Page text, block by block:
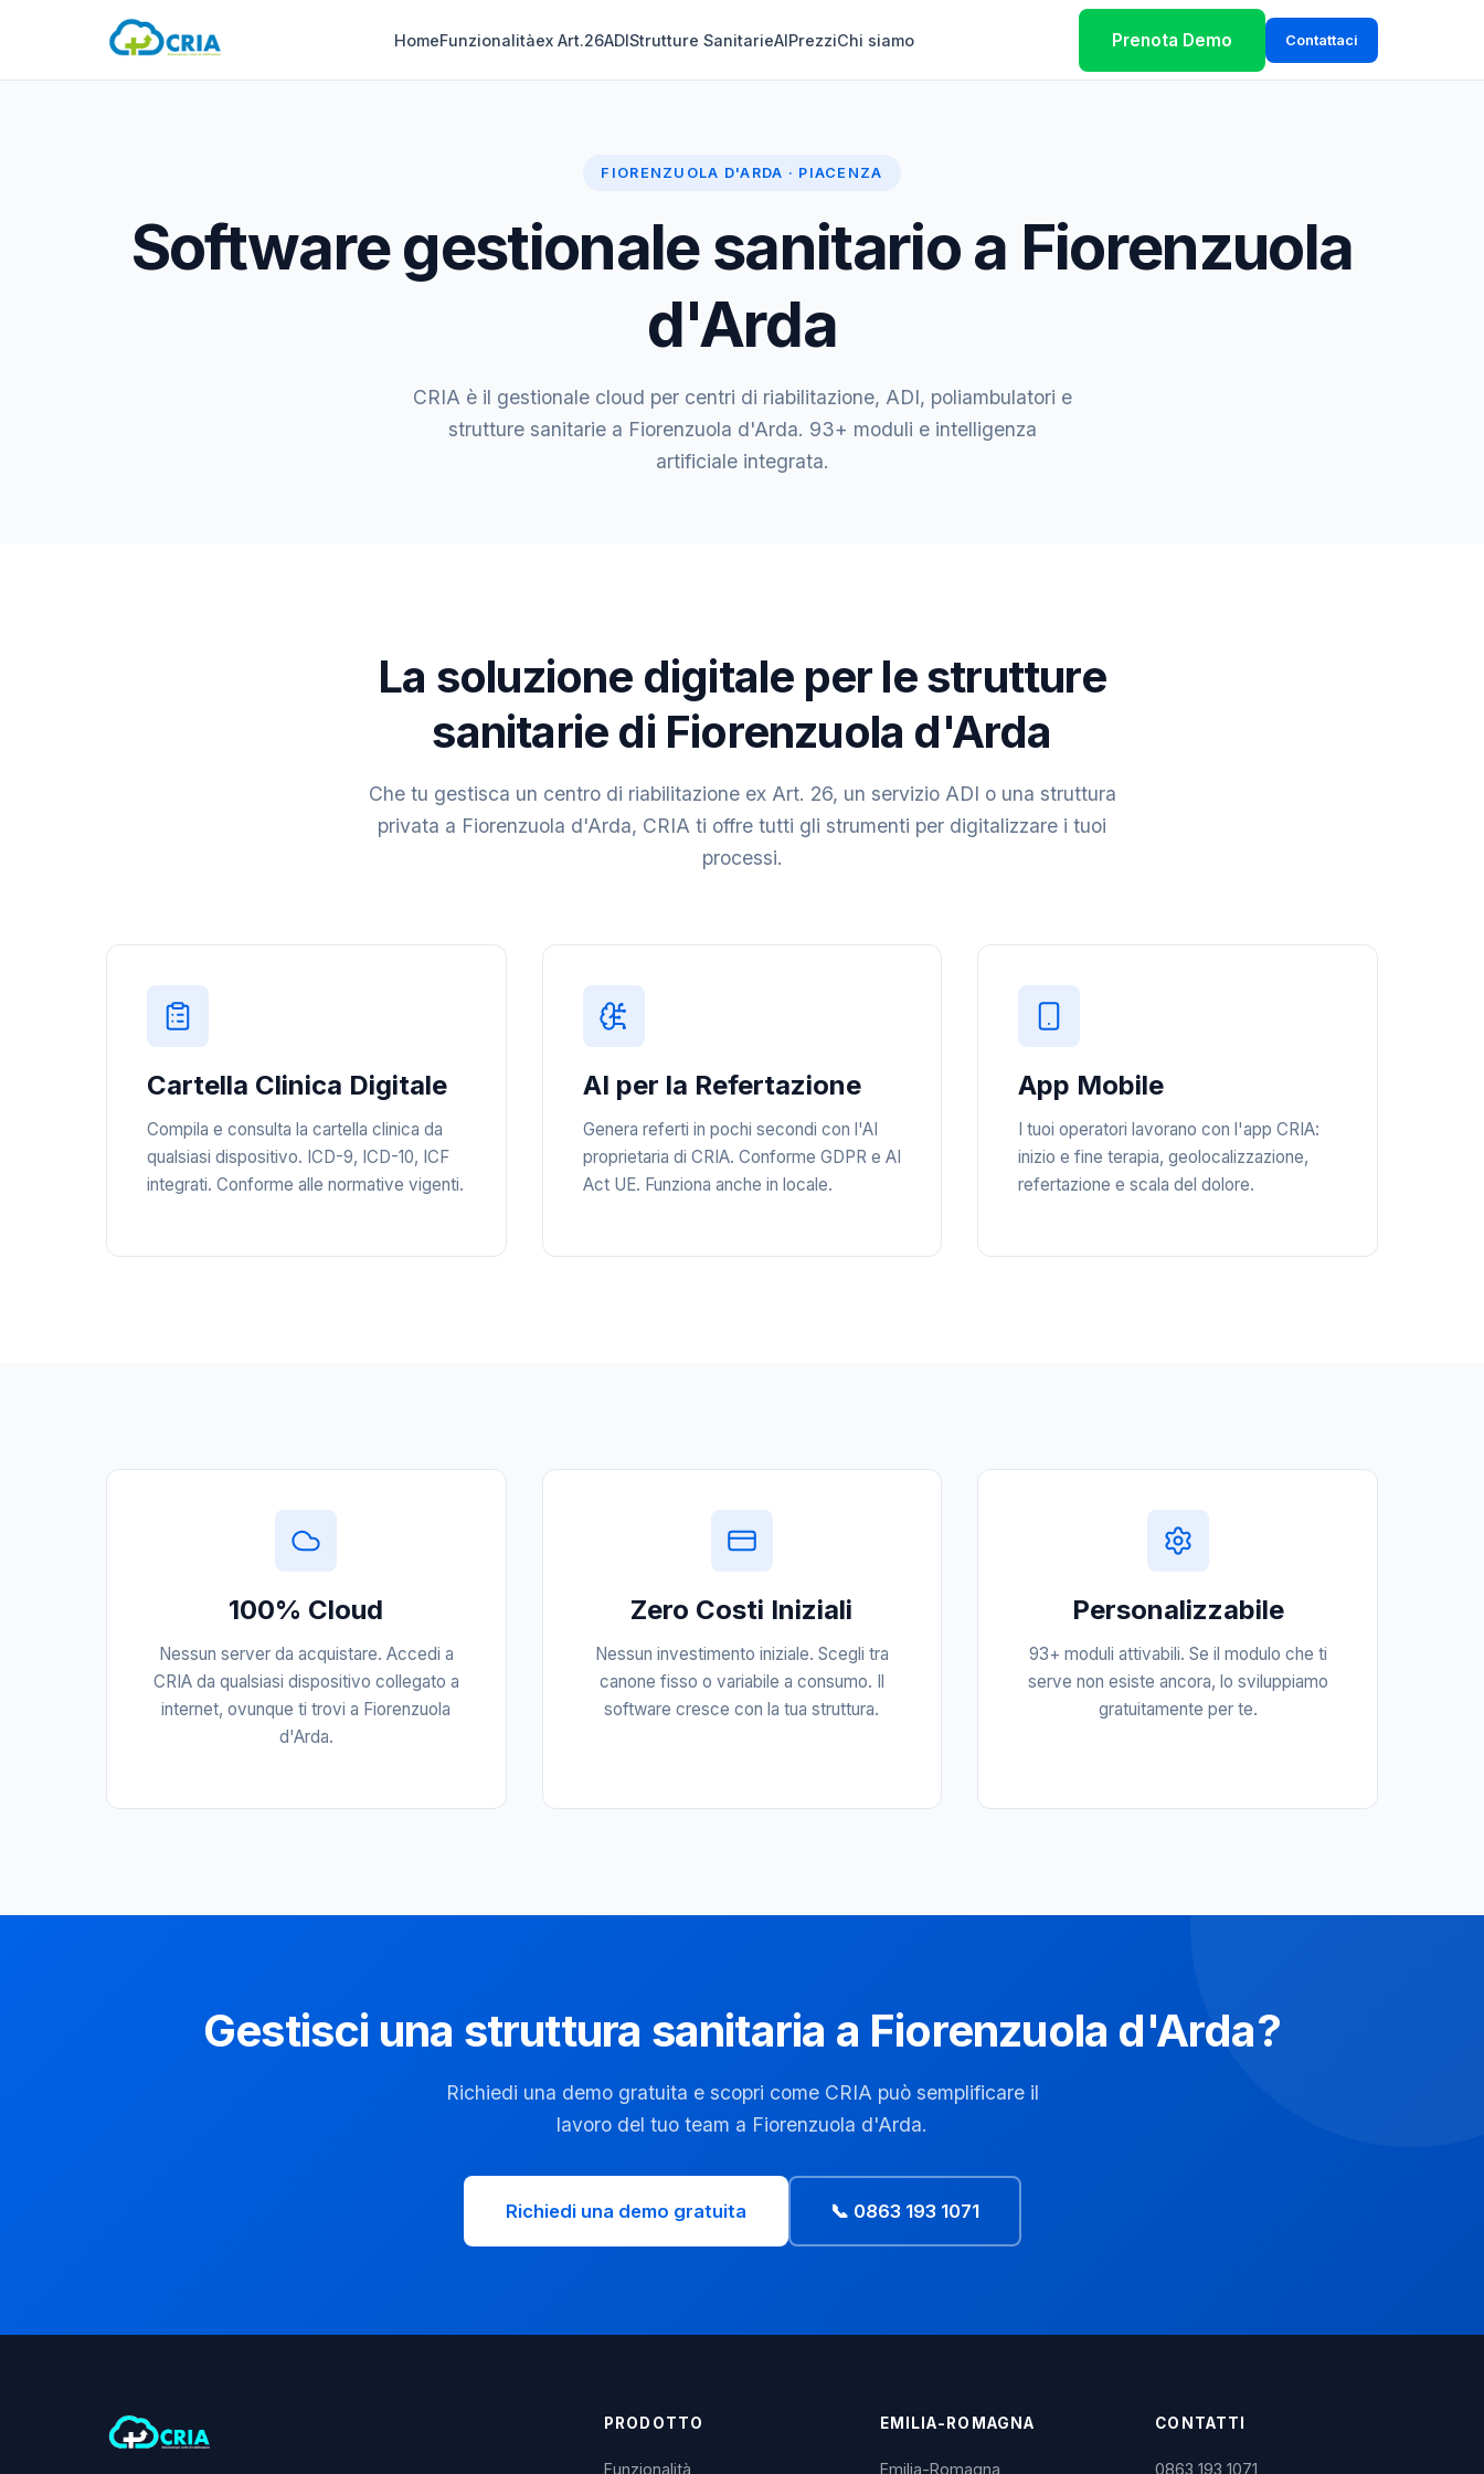
HomeFunzionalitàex Art.26ADIStrutture SanitarieAIPrezziChi siamo Prenota Demo Contattaci
FIORENZUOLA D'ARDA · PIACENZA
Software gestionale sanitario a Fiorenzuola
d'Arda
CRIA è il gestionale cloud per centri di riabilitazione, ADI, poliambulatori e
strutture sanitarie a Fiorenzuola d'Arda. 93+ moduli e intelligenza
artificiale integrata.
La soluzione digitale per le strutture
sanitarie di Fiorenzuola d'Arda
Che tu gestisca un centro di riabilitazione ex Art. 26, un servizio ADI o una struttura
privata a Fiorenzuola d'Arda, CRIA ti offre tutti gli strumenti per digitalizzare i tuoi
processi.
Cartella Clinica Digitale
Compila e consulta la cartella clinica da
qualsiasi dispositivo. ICD-9, ICD-10, ICF
integrati. Conforme alle normative vigenti.
AI per la Refertazione
Genera referti in pochi secondi con l'AI
proprietaria di CRIA. Conforme GDPR e AI
Act UE. Funziona anche in locale.
App Mobile
I tuoi operatori lavorano con l'app CRIA:
inizio e fine terapia, geolocalizzazione,
refertazione e scala del dolore.
100% Cloud
Nessun server da acquistare. Accedi a
CRIA da qualsiasi dispositivo collegato a
internet, ovunque ti trovi a Fiorenzuola
d'Arda.
Zero Costi Iniziali
Nessun investimento iniziale. Scegli tra
canone fisso o variabile a consumo. Il
software cresce con la tua struttura.
Personalizzabile
93+ moduli attivabili. Se il modulo che ti
serve non esiste ancora, lo sviluppiamo
gratuitamente per te.
Gestisci una struttura sanitaria a Fiorenzuola d'Arda?
Richiedi una demo gratuita e scopri come CRIA può semplificare il
lavoro del tuo team a Fiorenzuola d'Arda.
Richiedi una demo gratuita 📞 0863 193 1071
PRODOTTO
Funzionalità
EMILIA-ROMAGNA
Emilia-Romagna
CONTATTI
0863 193 1071